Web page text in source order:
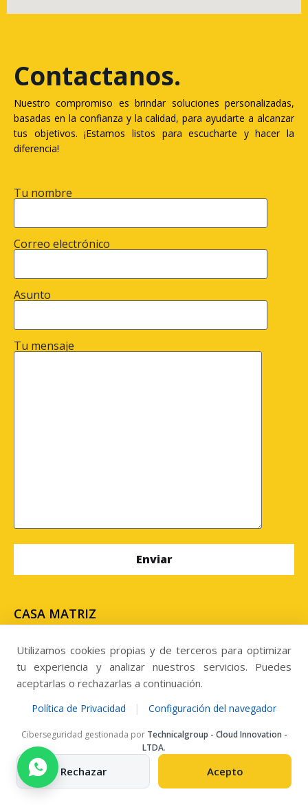
Contactanos
.
Nuestro compromiso es brindar soluciones personalizadas,
basadas en la confianza y la calidad, para ayudarte a alcanzar
tus objetivos. ¡Estamos listos para escucharte y hacer la
diferencia!
Tu nombre
Correo electrónico
Asunto
Tu mensaje
CASA MATRIZ
N° 302, Antofagasta. Chile
SUCURSAL
Panamericana Norte 3604, Kilometro 813,
Megacentro, Copiapó. Chile.
Llamanos al
Telefono: +56 957284303
Utilizamos cookies propias y de terceros para optimizar
tu experiencia y analizar nuestros servicios. Puedes
aceptarlas o rechazarlas a continuación.
Política de Privacidad | Configuración del navegador
Ciberseguridad gestionada por Technicalgroup - Cloud Innovation -
LTDA.
Rechazar Acepto